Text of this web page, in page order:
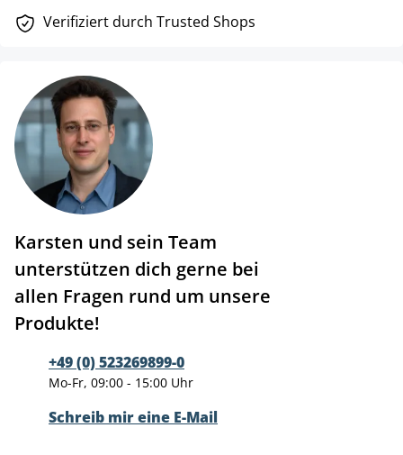
Verifiziert durch Trusted Shops
Karsten und sein Team
unterstützen dich gerne bei
allen Fragen rund um unsere
Produkte!
+49 (0) 523269899-0
Mo-Fr, 09:00 - 15:00 Uhr
Schreib mir eine E-Mail